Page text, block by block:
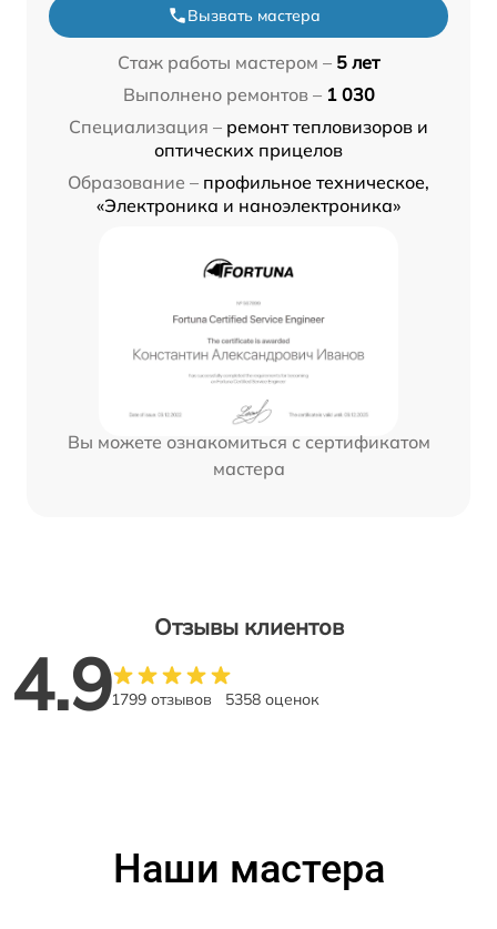
Вызвать мастера
Стаж работы мастером – 5 лет
Выполнено ремонтов – 1 030
Специализация – ремонт тепловизоров и
оптических прицелов
Образование – профильное техническое,
«Электроника и наноэлектроника»
Вы можете ознакомиться с сертификатом
мастера
Отзывы клиентов
4.91799 отзывов 5358 оценок
Наши мастера